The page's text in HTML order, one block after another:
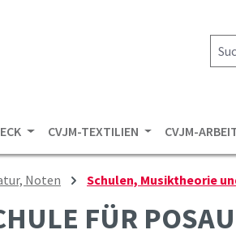
CVJM-TEXTILIEN CVJM-
Noten Schulen, Musiktheorie
FÜR